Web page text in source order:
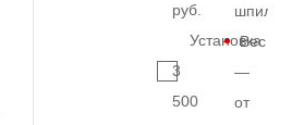
руб.
Установка
3
500
Вес
—
от